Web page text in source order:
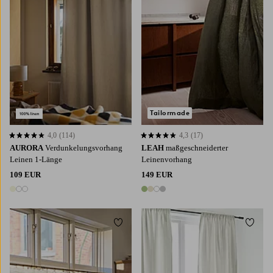
AURORA Verdunkelungsvorhang
Leinen 1-Länge
109 EUR
3 Farben
4,0 basierend auf 114 Bewertungen
4,0 (114)
LEAH maßgeschneiderter
Leinenvorhang
149 EUR
4 Farben
4,3 basierend auf 17 Bewertungen
4,3 (17)
Tailormade
Zu Favoriten hinzufügen Zu